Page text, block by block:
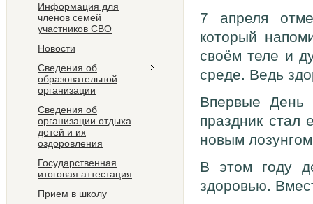
Информация для
членов семей
участников СВО
Новости
Сведения об
образовательной
организации
Сведения об
организации отдыха
детей и их
оздоровления
Государственная
итоговая аттестация
Прием в школу
7 апреля
который
своём теле и
среде. Ведь
Впервые
праздник стал
новым
В этом году
здоровью.